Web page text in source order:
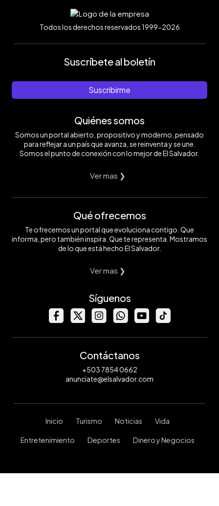
Todos los derechos reservados 1999-2026
Suscríbete al boletín
Suscribirme
Quiénes somos
Somos un portal abierto, propositivo y moderno, pensado
para reflejar a un país que avanza, se reinventa y se une.
Somos el punto de conexión con lo mejor de El Salvador.
Ver mas ❯
Qué ofrecemos
Te ofrecemos un portal que evoluciona contigo. Que
informa, pero también inspira. Que te representa. Mostramos
de lo que está hecho El Salvador.
Ver mas ❯
Síguenos
Contáctanos
+503 7854 0662
anunciate@elsalvador.com
Inicio Turismo Noticias Vida
Entretenimiento Deportes Dinero y Negocios